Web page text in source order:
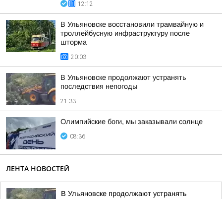
12:12
В Ульяновске восстановили трамвайную и
троллейбусную инфраструктуру после
шторма
20:03
В Ульяновске продолжают устранять
последствия непогоды
21:33
Олимпийские боги, мы заказывали солнце
08:36
ЛЕНТА НОВОСТЕЙ
В Ульяновске продолжают устранять